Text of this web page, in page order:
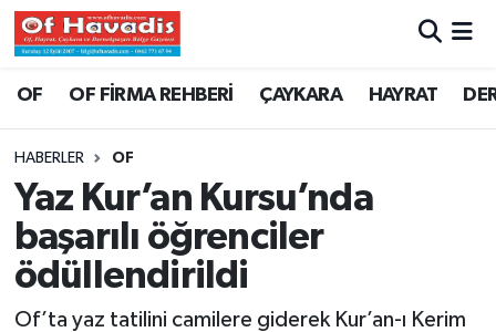
OF OF FİRMA REHBERİ ÇAYKARA HAYRAT
HABERLER OF
Yaz Kur’an Kursu’nda
başarılı öğrenciler
ödüllendirildi
Of’ta yaz tatilini camilere giderek Kur’an-ı Kerim
Trabzon Nöbetçi Eczaneler
Trabzon Namaz Vakitleri
Trabzon Trafik Yoğunluk Haritası
Süper Lig Puan Durumu ve Fikstür